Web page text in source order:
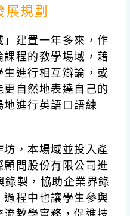
規劃
」建置一年多來，作
程的教學場域，藉
進行相互辯論，或
自然地表達自己的
進行英語口語練
，本場域並投入產
問股份有限公司進
製，協助企業界錄
程中也讓學生參與